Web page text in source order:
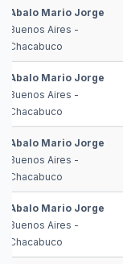
Abalo Mario Jorge
Buenos Aires -
Chacabuco
Abalo Mario Jorge
Buenos Aires -
Chacabuco
Abalo Mario Jorge
Buenos Aires -
Chacabuco
Abalo Mario Jorge
Buenos Aires -
Chacabuco